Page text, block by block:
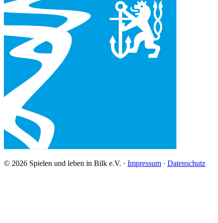
© 2026 Spielen und leben in Bilk e.V. · Impressum · Datenschutz